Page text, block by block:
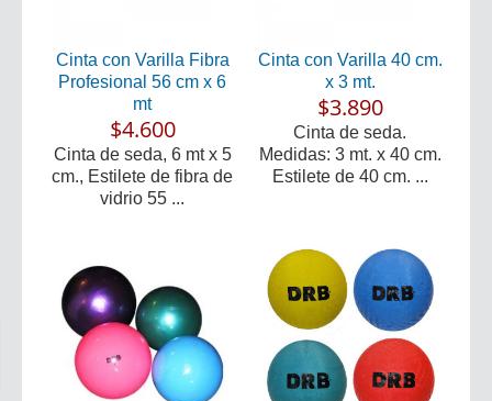
Cinta con Varilla Fibra
Profesional 56 cm x 6
mt
$4.600
Cinta de seda, 6 mt x 5
cm., Estilete de fibra de
vidrio 55 ...
Cinta con Varilla 40 cm.
x 3 mt.
$3.890
Cinta de seda.
Medidas: 3 mt. x 40 cm.
Estilete de 40 cm. ...